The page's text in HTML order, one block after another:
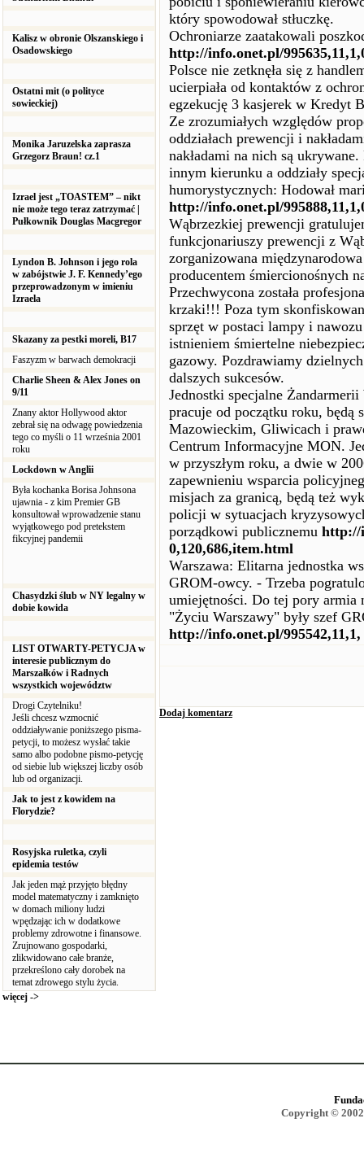
Kalisz w obronie Olszanskiego i
Osadowskiego
Ostatni mit (o polityce
sowieckiej)
Monika Jaruzelska zaprasza
Grzegorz Braun! cz.1
Izrael jest „TOASTEM” – nikt
nie może tego teraz zatrzymać |
Pułkownik Douglas Macgregor
Lyndon B. Johnson i jego rola
w zabójstwie J. F. Kennedy’ego
przeprowadzonym w imieniu
Izraela
Skazany za pestki moreli, B17
Faszyzm w barwach demokracji
Charlie Sheen & Alex Jones on
9/11
Znany aktor Hollywood aktor
zebrał się na odwagę powiedzenia
tego co myśli o 11 września 2001
roku
Lockdown w Anglii
Była kochanka Borisa Johnsona
ujawnia - z kim Premier GB
konsultował wprowadzenie stanu
wyjątkowego pod pretekstem
fikcyjnej pandemii
Chasydzki ślub w NY legalny w
dobie kowida
LIST OTWARTY-PETYCJA w
interesie publicznym do
Marszałków i Radnych
wszystkich województw
Drogi Czytelniku!
Jeśli chcesz wzmocnić
oddziaływanie poniższego pisma-
petycji, to możesz wysłać takie
samo albo podobne pismo-petycję
od siebie lub większej liczby osób
lub od organizacji.
Jak to jest z kowidem na
Florydzie?
Rosyjska ruletka, czyli
epidemia testów
Jak jeden mąż przyjęto błędny
model matematyczny i zamknięto
w domach miliony ludzi
wpędzając ich w dodatkowe
problemy zdrowotne i finansowe.
Zrujnowano gospodarki,
zlikwidowano całe branże,
przekreślono cały dorobek na
temat zdrowego stylu życia.
więcej ->
który spowodował stłuczkę.
Ochroniarze zaatakowali
http://info.onet.pl/
Polsce nie zetknęła się z
ucierpiała od kontaktów z
egzekucję 3 kasjerek w Kredyt
Ze zrozumiałych względów
oddziałach prewencji i
nakładami na nich są
innym kierunku a oddziały
humorystycznych: Hodował
http://info.onet.pl/
Wąbrzezkiej prewencji
funkcjonariuszy prewencji z
zorganizowana
producentem śmiercionośnych
Przechwycona została
krzaki!!! Poza tym
sprzęt w postaci lampy i
istnieniem śmiertelne
gazowy. Pozdrawiamy
dalszych sukcesów.
Jednostki specjalne
pracuje od początku roku, będą
Mazowieckim, Gliwicach i
Centrum Informacyjne MON.
w przyszłym roku, a dwie w
zapewnieniu wsparcia
misjach za granicą, będą też
policji w sytuacjach
porządkowi publicznemu http://
0,120,686,item.html
Warszawa: Elitarna jednostka
GROM-owcy. - Trzeba
umiejętności. Do tej pory armia
"Życiu Warszawy" były szef
http://info.onet.pl/
Dodaj komentarz
Copyright ©